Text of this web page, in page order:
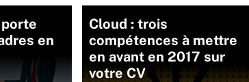
en
Cloud : trois
compétences à mettre
en avant en 2017 sur
votre CV